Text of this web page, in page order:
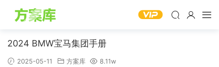
2024 BMW宝马集团手册
2025-05-11 方案库 8.11w